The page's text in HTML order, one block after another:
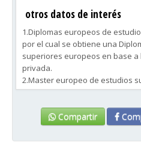
·
Diploma De Estudios
Suministros.
Diploma De Estudios
Administración De PYMES.
Diploma De Estudios
Diploma De Estudios
Comunicaciones Opción De
otros datos de interés
1.Diplomas europeos de
por el cual se obtiene una
superiores europeos en base a
privada.
2.Master europeo de estudios
se obtiene un Master de
Ahora puedes solicitar la
Diploma o Master de estudios
Compartir